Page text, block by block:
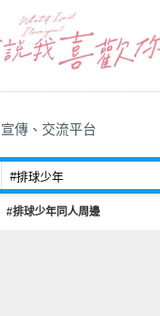
傳、交流平台
#排球少年同人周邊